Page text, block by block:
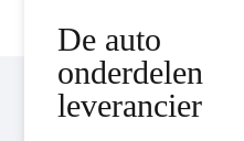
De auto
onderdelen
leverancier